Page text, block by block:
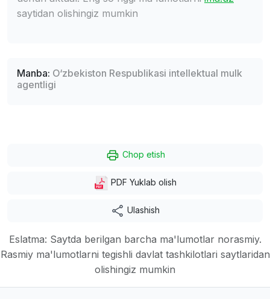
saytidan olishingiz mumkin
Manba: O‘zbekiston Respublikasi intellektual mulk
agentligi
Chop etish
PDF Yuklab olish
Ulashish
Eslatma: Saytda berilgan barcha ma'lumotlar norasmiy.
Rasmiy ma'lumotlarni tegishli davlat tashkilotlari saytlaridan
olishingiz mumkin